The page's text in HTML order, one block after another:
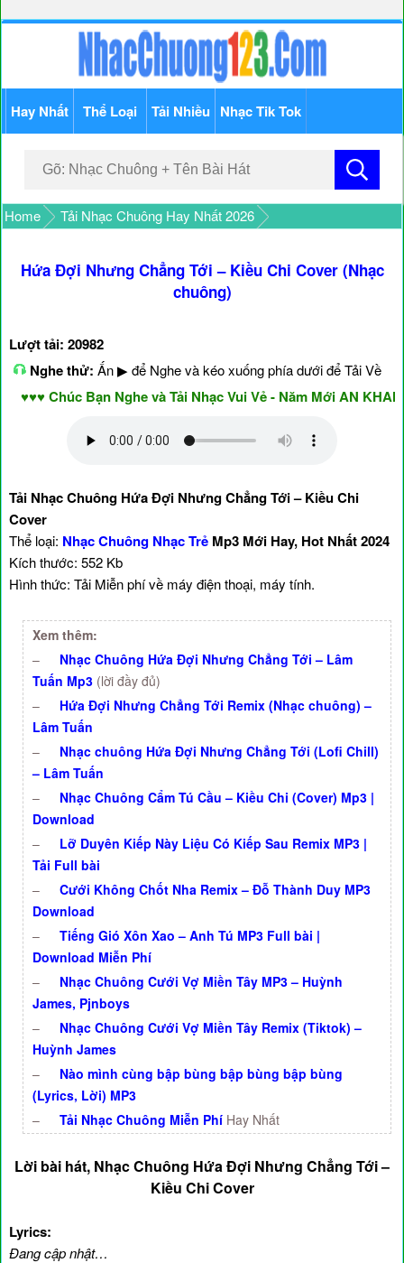
Hay Nhất Thể Loại Tải Nhiều Nhạc Tik Tok
Home Tải Nhạc Chuông Hay Nhất 2026
Hứa Đợi Nhưng Chẳng Tới – Kiều Chi Cover (Nhạc
chuông)
Lượt tải: 20982
Nghe thử: Ấn ▶ để Nghe và kéo xuống phía dưới để Tải Về
Chúc Bạn Nghe và Tải Nhạc Vui Vẻ - Năm Mới AN KHANG
Tải Nhạc Chuông Hứa Đợi Nhưng Chẳng Tới – Kiều Chi
Cover
Thể loại: Nhạc Chuông Nhạc Trẻ Mp3 Mới Hay, Hot Nhất 2024
Kích thước: 552 Kb
Hình thức: Tải Miễn phí về máy điện thoại, máy tính.
Xem thêm:
–
Nhạc Chuông Hứa Đợi Nhưng Chẳng Tới – Lâm
Tuấn Mp3 (lời đầy đủ)
–
Hứa Đợi Nhưng Chẳng Tới Remix (Nhạc chuông) –
Lâm Tuấn
–
Nhạc chuông Hứa Đợi Nhưng Chẳng Tới (Lofi Chill)
– Lâm Tuấn
–
Nhạc Chuông Cẩm Tú Cầu – Kiều Chi (Cover) Mp3 |
Download
–
Lỡ Duyên Kiếp Này Liệu Có Kiếp Sau Remix MP3 |
Tải Full bài
–
Cưới Không Chốt Nha Remix – Đỗ Thành Duy MP3
Download
–
Tiếng Gió Xôn Xao – Anh Tú MP3 Full bài |
Download Miễn Phí
–
Nhạc Chuông Cưới Vợ Miền Tây MP3 – Huỳnh
James, Pjnboys
–
Nhạc Chuông Cưới Vợ Miền Tây Remix (Tiktok) –
Huỳnh James
–
Nào mình cùng bập bùng bập bùng bập bùng
(Lyrics, Lời) MP3
–
Tải Nhạc Chuông Miễn Phí Hay Nhất
Lời bài hát, Nhạc Chuông Hứa Đợi Nhưng Chẳng Tới –
Kiều Chi Cover
Lyrics:
Đang cập nhật…